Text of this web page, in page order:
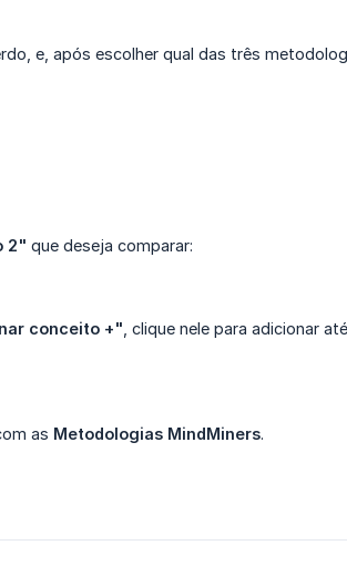
e, após escolher qual das três
2" que deseja comparar:
conceito +" , clique nele para adicionar
as Metodologias MindMiners.